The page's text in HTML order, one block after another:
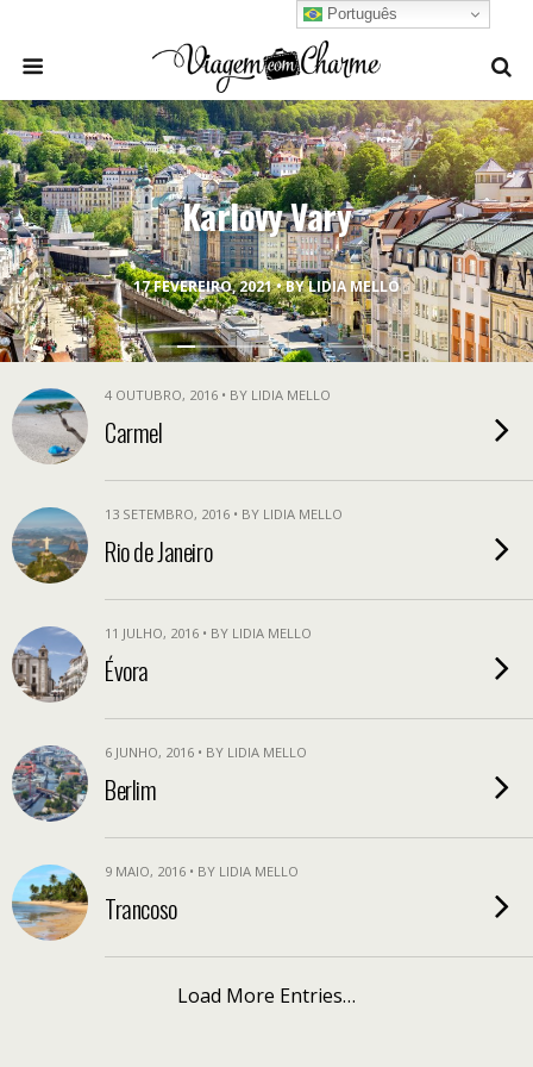
17 FEVEREIRO, 2021 • BY LIDIA MELLO
Karlovy Vary
4 OUTUBRO, 2016 • BY LIDIA MELLO
Carmel
13 SETEMBRO, 2016 • BY LIDIA MELLO
Rio de Janeiro
11 JULHO, 2016 • BY LIDIA MELLO
Évora
6 JUNHO, 2016 • BY LIDIA MELLO
Berlim
9 MAIO, 2016 • BY LIDIA MELLO
Trancoso
Load More Entries…
Português